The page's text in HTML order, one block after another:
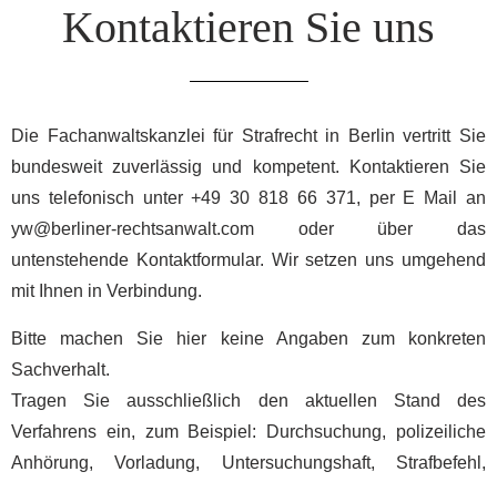
Kontaktieren Sie uns
Die Fachanwaltskanzlei für Strafrecht in Berlin vertritt Sie
bundesweit zuverlässig und kompetent. Kontaktieren Sie
uns telefonisch unter +49 30 818 66 371, per E Mail an
yw@berliner-rechtsanwalt.com oder über das
untenstehende Kontaktformular. Wir setzen uns umgehend
mit Ihnen in Verbindung.
Bitte machen Sie hier keine Angaben zum konkreten
Sachverhalt.
Tragen Sie ausschließlich den aktuellen Stand des
Verfahrens ein, zum Beispiel: Durchsuchung, polizeiliche
Anhörung, Vorladung, Untersuchungshaft, Strafbefehl,